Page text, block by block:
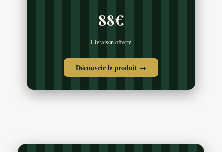
88€
Livraison offerte
Découvrir le produit →